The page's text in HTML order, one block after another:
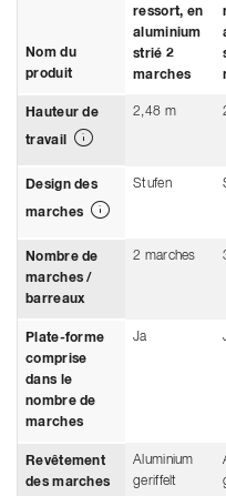
Nom du
produit
ressort, en
aluminium
strié 2
marches
Hauteur de
travail
2,48 m
Design des
marches
Stufen
Nombre de
marches /
barreaux
2 marches
Plate-forme
comprise
dans le
nombre de
marches
Ja
Revêtement
des marches
Aluminium
geriffelt